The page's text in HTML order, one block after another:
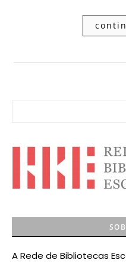
A Rede de Bibliotecas